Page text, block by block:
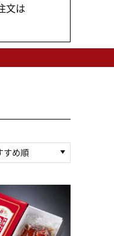
文は
すめ順
マイル率（高い
順
ュー件数（多い